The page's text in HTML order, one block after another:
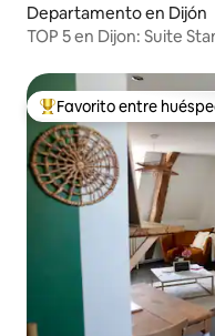
Departamento en Dijón
TOP 5 en Dijon: Suite
Favorito entre los
Favorito entre